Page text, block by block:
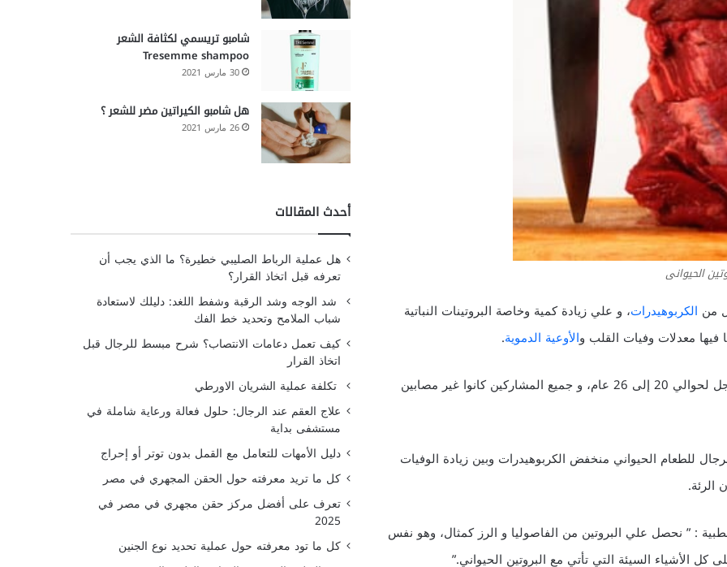
الحيوانى
من الكربوهيدرات، و علي زيادة كمية وخاصة البروتينات النباتية
فيها معدلات وفيات القلب والأوعية الدموية.
وتتبع البحث ما يزيد عن 85 ألف سيدة، وحوالي 44 ألف رجل لحوالي 20 إلى 26 عام، و جميع المشاركين كانوا غير مصابين
للطعام الحيواني منخفض الكربوهيدرات وبين زيادة الوفيات
: ” نحصل علي البروتين من الفاصوليا و الرز كمثال، وهو نفس
الأشياء السيئة التي تأتي مع البروتين الحيواني.”
شامبو تريسمي لكثافة الشعر
Tresemme shampoo
30 مارس 2021
هل شامبو الكيراتين مضر للشعر ؟
26 مارس 2021
أحدث المقالات
هل عملية الرباط الصليبي خطيرة؟ ما الذي يجب أن
تعرفه قبل اتخاذ القرار؟
شد الوجه وشد الرقبة وشفط اللغد: دليلك لاستعادة
شباب الملامح وتحديد خط الفك
كيف تعمل دعامات الانتصاب؟ شرح مبسط للرجال قبل
اتخاذ القرار
تكلفة عملية الشريان الاورطي
علاج العقم عند الرجال: حلول فعالة ورعاية شاملة في
مستشفى بداية
دليل الأمهات للتعامل مع القمل بدون توتر أو إحراج
كل ما تريد معرفته حول الحقن المجهري في مصر
تعرف على أفضل مركز حقن مجهري في مصر في
2025
كل ما تود معرفته حول عملية تحديد نوع الجنين